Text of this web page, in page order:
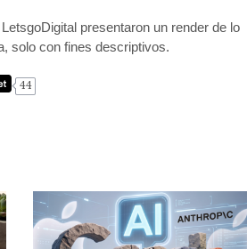
presentaron un render de lo
solo con fines descriptivos.
44